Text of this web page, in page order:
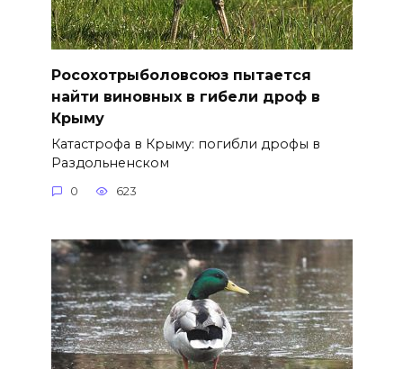
Росохотрыболовсоюз пытается
найти виновных в гибели дроф в
Крыму
Катастрофа в Крыму: погибли дрофы в
Раздольненском
0 623